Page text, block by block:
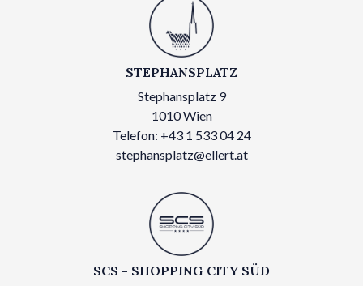
STEPHANSPLATZ
Stephansplatz 9
1010 Wien
Telefon: +43 1 533 04 24
stephansplatz@ellert.at
SCS - SHOPPING CITY SÜD